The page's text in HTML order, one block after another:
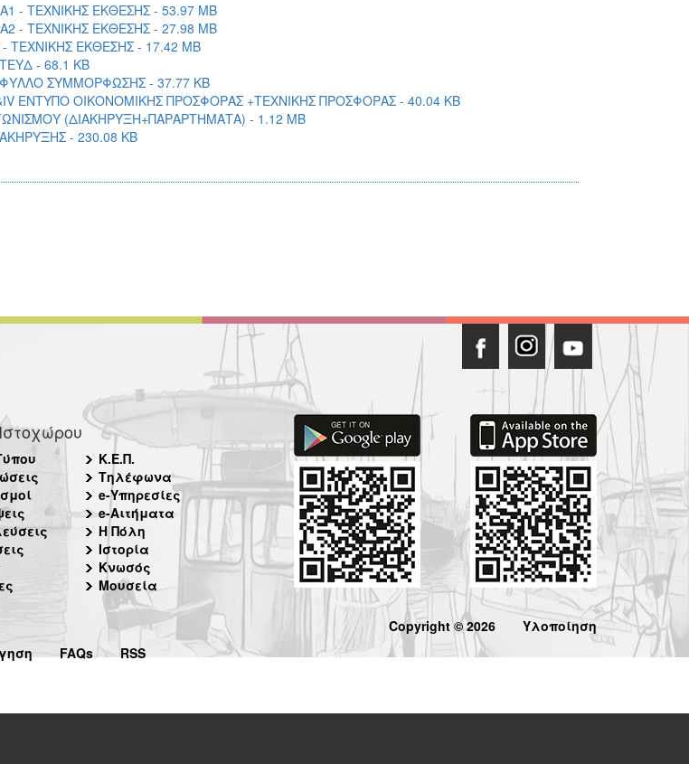
- ΤΕΧΝΙΚΗΣ ΕΚΘΕΣΗΣ - 53.97 MB
- ΤΕΧΝΙΚΗΣ ΕΚΘΕΣΗΣ - 27.98 MB
ΤΕΧΝΙΚΗΣ ΕΚΘΕΣΗΣ - 17.42 MB
- 68.1 KB
ΣΥΜΜΟΡΦΩΣΗΣ - 37.77 KB
ΕΝΤΥΠΟ ΟΙΚΟΝΟΜΙΚΗΣ ΠΡΟΣΦΟΡΑΣ +ΤΕΧΝΙΚΗΣ ΠΡΟΣΦΟΡΑΣ - 40.04 KB
(ΔΙΑΚΗΡΥΞΗ+ΠΑΡΑΡΤΗΜΑΤΑ) - 1.12 MB
- 230.08 KB
Κ.Ε.Π.
Τηλέφωνα
e-Υπηρεσίες
e-Αιτήματα
Η Πόλη
Ιστορία
Κνωσός
Μουσεία
FAQs RSS
Copyright © 2026 Υλοποίηση